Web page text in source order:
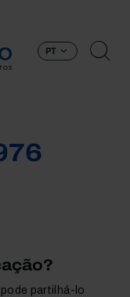
PT
partilhá-lo